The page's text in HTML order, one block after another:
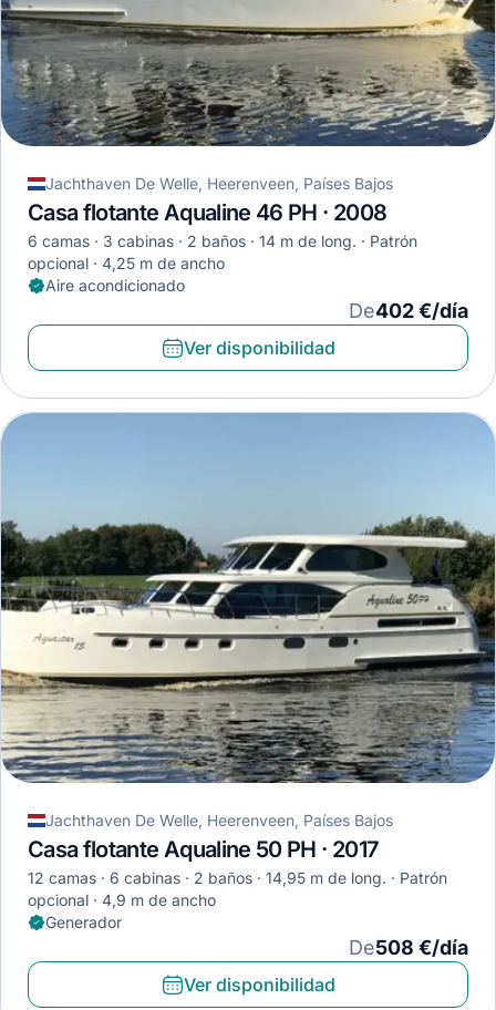
Jachthaven De Welle, Heerenveen, Países Bajos
Casa flotante Aqualine 46 PH · 2008
6 camas 3 cabinas 2 baños 14 m de long.
Patrón
opcional
4,25 m de ancho
Aire acondicionado
De402 €/día
Ver disponibilidad
Jachthaven De Welle, Heerenveen, Países Bajos
Casa flotante Aqualine 50 PH · 2017
12 camas 6 cabinas 2 baños 14,95 m de long.
Patrón
opcional
4,9 m de ancho
Generador
De508 €/día
Ver disponibilidad